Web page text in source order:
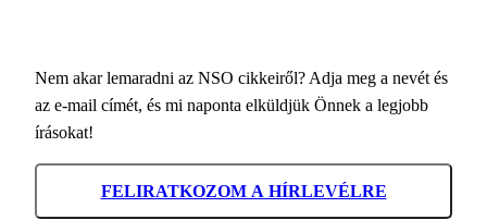
Nem akar lemaradni az NSO cikkeiről? Adja meg a nevét és
az e-mail címét, és mi naponta elküldjük Önnek a legjobb
írásokat!
FELIRATKOZOM A HÍRLEVÉLRE